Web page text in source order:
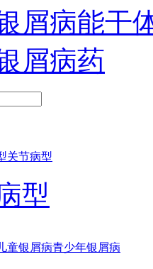
屑病能干
屑病药
关节病型
型
童银屑病青少年银屑病